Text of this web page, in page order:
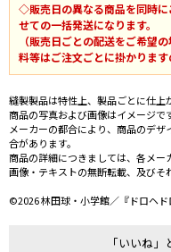
◇販売日の異なる商品を同時
せての一括発送になります。
（販売日ごとの配送をご希望
料等はご注文ごとに掛かります
縫製製品は特性上、製品ごとに仕上
商品の写真および画像はイメージで
メーカーの都合により、商品のデ
合があります。
商品の詳細につきましては、各メー
画像・テキストの無断転載、及びそ
©2026 林田球・小学館／『ドロヘ
「いいね